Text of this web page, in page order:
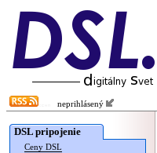
neprihlásený
DSL pripojenie
Ceny DSL